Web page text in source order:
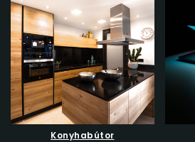
Konyhabútor